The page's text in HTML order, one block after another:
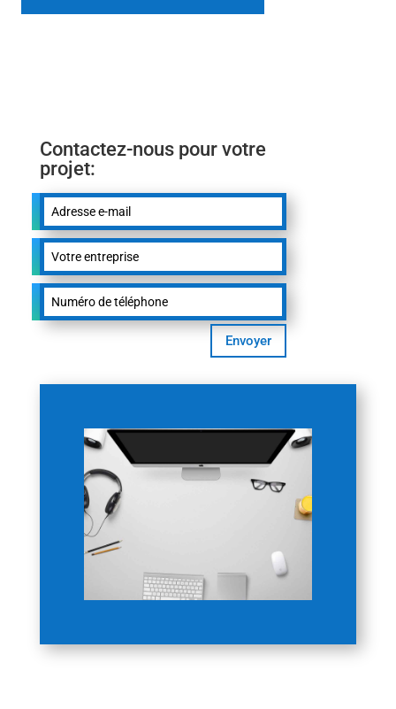
Contactez-nous pour votre
projet:
Envoyer